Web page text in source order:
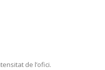
de l’ofici.